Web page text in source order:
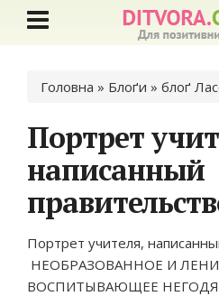
Ви є тут
Головна » Блоґи » блоґ
Портрет
написанный
Портрет учителя,
НЕОБРАЗОВАННОЕ И
ВОСПИТЫВАЮЩЕЕ